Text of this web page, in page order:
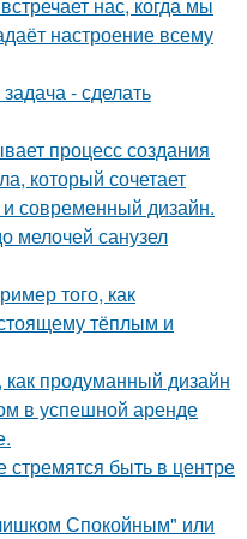
нас, когда мы
настроение всему
- сделать
процесс создания
который сочетает
современный дизайн.
мелочей санузел
того, как
тёплым и
как продуманный дизайн
в успешной аренде
быть в центре
Спокойным" или